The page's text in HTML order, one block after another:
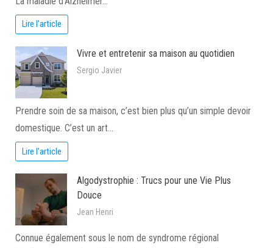
Lire l'article
Vivre et entretenir sa maison au quotidien
Sergio Javier
Prendre soin de sa maison, c’est bien plus qu’un simple devoir
domestique. C’est un art…
Lire l'article
Algodystrophie : Trucs pour une Vie Plus
Douce
Jean Henri
Connue également sous le nom de syndrome régional